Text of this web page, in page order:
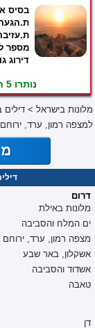
בסיס
מספר
דירוג
נותרו 5 חדרים למבצע זה !
מלונות בישראל > דילים
למצפה רמון, ערד, ירוחם
דרום
מלונות באילת
ים המלח והסביבה
מצפה רמון, ערד, ירוחם
אשקלון, באר שבע
אשדוד והסביבה
טאבה
דן